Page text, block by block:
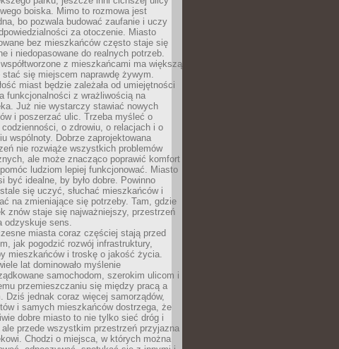
boiska. Mimo to rozmowa jest
bo pozwala budować zaufanie i uczy
za otoczenie. Miasto
bez mieszkańców często staje się
i niedopasowane do realnych potrzeb.
z mieszkańcami ma większą
stać się miejscem naprawdę żywym.
miast będzie zależała od umiejętności
funkcjonalności z wrażliwością na
Już nie wystarczy stawiać nowych
i poszerzać ulic. Trzeba myśleć o
o zdrowiu, o relacjach i o
wspólnoty. Dobrze zaprojektowana
nie rozwiąże wszystkich problemów
ale może znacząco poprawić komfort
ludziom lepiej funkcjonować. Miasto
być idealne, by było dobre. Powinno
się uczyć, słuchać mieszkańców i
na zmieniające się potrzeby. Tam, gdzie
znów staje się najważniejszy, przestrzeń
odzyskuje sens.
miasta coraz częściej stają przed
jak pogodzić rozwój infrastruktury,
mieszkańców i troskę o jakość życia.
lat dominowało myślenie
samochodom, szerokim ulicom i
przemieszczaniu się między pracą a
Dziś jednak coraz więcej samorządów,
i samych mieszkańców dostrzega, że
dobre miasto to nie tylko sieć dróg i
przede wszystkim przestrzeń przyjazna
Chodzi o miejsca, w których można